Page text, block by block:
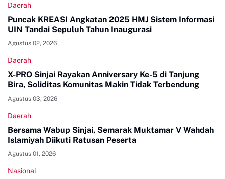
Daerah
Puncak KREASI Angkatan 2025 HMJ Sistem Informasi
UIN Tandai Sepuluh Tahun Inaugurasi
Agustus 02, 2026
Daerah
X-PRO Sinjai Rayakan Anniversary Ke-5 di Tanjung
Bira, Soliditas Komunitas Makin Tidak Terbendung
Agustus 03, 2026
Daerah
Bersama Wabup Sinjai, Semarak Muktamar V Wahdah
Islamiyah Diikuti Ratusan Peserta
Agustus 01, 2026
Nasional